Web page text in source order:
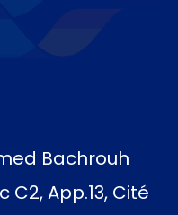
Bachrouh
C2, App.13, Cité